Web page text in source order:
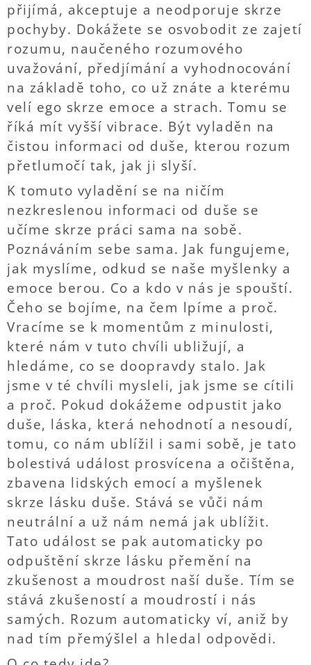
přijímá, akceptuje a neodporuje skrze
pochyby. Dokážete se osvobodit ze zajetí
rozumu, naučeného rozumového
uvažování, předjímání a vyhodnocování
na základě toho, co už znáte a kterému
velí ego skrze emoce a strach. Tomu se
říká mít vyšší vibrace. Být vyladěn na
čistou informaci od duše, kterou rozum
přetlumočí tak, jak ji slyší.
K tomuto vyladění se na ničím
nezkreslenou informaci od duše se
učíme skrze práci sama na sobě.
Poznáváním sebe sama. Jak fungujeme,
jak myslíme, odkud se naše myšlenky a
emoce berou. Co a kdo v nás je spouští.
Čeho se bojíme, na čem lpíme a proč.
Vracíme se k momentům z minulosti,
které nám v tuto chvíli ubližují, a
hledáme, co se doopravdy stalo. Jak
jsme v té chvíli mysleli, jak jsme se cítili
a proč. Pokud dokážeme odpustit jako
duše, láska, která nehodnotí a nesoudí,
tomu, co nám ublížil i sami sobě, je tato
bolestivá událost prosvícena a očištěna,
zbavena lidských emocí a myšlenek
skrze lásku duše. Stává se vůči nám
neutrální a už nám nemá jak ublížit.
Tato událost se pak automaticky po
odpuštění skrze lásku přemění na
zkušenost a moudrost naší duše. Tím se
stává zkušeností a moudrostí i nás
samých. Rozum automaticky ví, aniž by
nad tím přemýšlel a hledal odpovědi.